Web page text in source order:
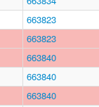
663823
663823
663840
663840
663840